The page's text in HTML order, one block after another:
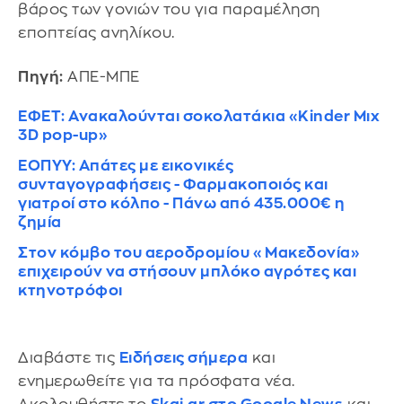
βάρος των γονιών του για παραμέληση
εποπτείας ανηλίκου.
Πηγή: ΑΠΕ-ΜΠΕ
ΕΦΕΤ: Ανακαλούνται σοκολατάκια «Kinder Μιx
3D pop-up»
ΕΟΠΥΥ: Απάτες με εικονικές
συνταγογραφήσεις - Φαρμακοποιός και
γιατροί στο κόλπο - Πάνω από 435.000€ η
ζημία
Στον κόμβο του αεροδρομίου «Μακεδονία»
επιχειρούν να στήσουν μπλόκο αγρότες και
κτηνοτρόφοι
Διαβάστε τις Ειδήσεις σήμερα και
ενημερωθείτε για τα πρόσφατα νέα.